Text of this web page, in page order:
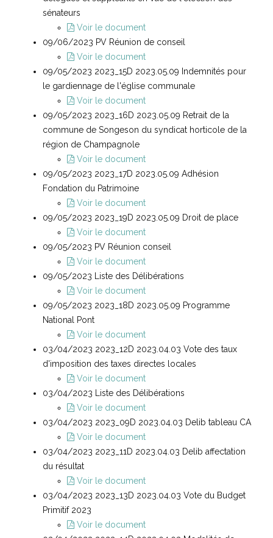
sénateurs
Voir le document
09/06/2023 PV Réunion de conseil
Voir le document
09/05/2023 2023_15D 2023.05.09 Indemnités pour
le gardiennage de l'église communale
Voir le document
09/05/2023 2023_16D 2023.05.09 Retrait de la
commune de Songeson du syndicat horticole de la
région de Champagnole
Voir le document
09/05/2023 2023_17D 2023.05.09 Adhésion
Fondation du Patrimoine
Voir le document
09/05/2023 2023_19D 2023.05.09 Droit de place
Voir le document
09/05/2023 PV Réunion conseil
Voir le document
09/05/2023 Liste des Délibérations
Voir le document
09/05/2023 2023_18D 2023.05.09 Programme
National Pont
Voir le document
03/04/2023 2023_12D 2023.04.03 Vote des taux
d'imposition des taxes directes locales
Voir le document
03/04/2023 Liste des Délibérations
Voir le document
03/04/2023 2023_09D 2023.04.03 Delib tableau CA
Voir le document
03/04/2023 2023_11D 2023.04.03 Delib affectation
du résultat
Voir le document
03/04/2023 2023_13D 2023.04.03 Vote du Budget
Primitif 2023
Voir le document